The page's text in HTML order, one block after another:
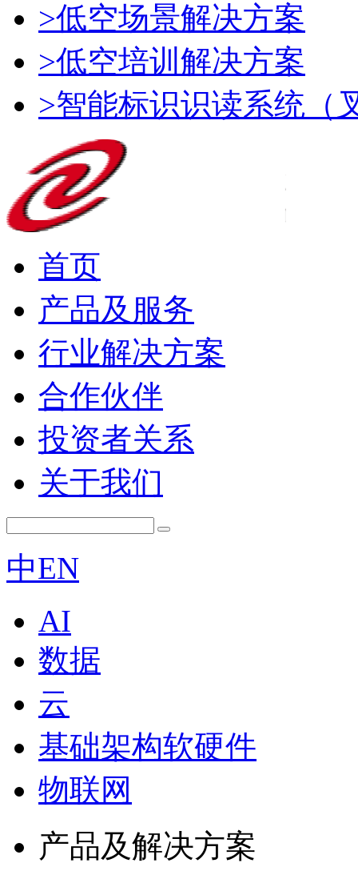
>低空场景解决方案
>低空培训解决方案
>智能标识识读系统（
首页
产品及服务
行业解决方案
合作伙伴
投资者关系
关于我们
中EN
AI
数据
云
基础架构软硬件
物联网
产品及解决方案